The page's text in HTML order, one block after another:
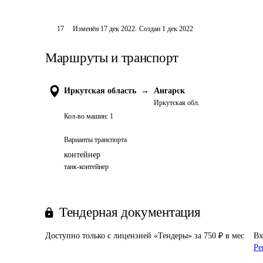
17 Изменён 17 дек 2022. Создан 1 дек 2022
Маршруты и транспорт
Иркутская область → Ангарск
Иркутская обл.
Кол-во машин: 1
Варианты транспорта
контейнер
танк-контейнер
Тендерная документация
Доступно только с лицензией «Тендеры» за 750 ₽ в мес